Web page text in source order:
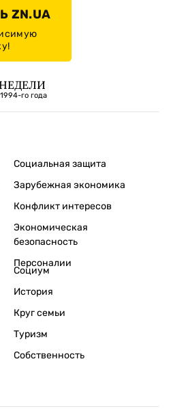
ZN.UA
го года
Социальная защита
Зарубежная экономика
Конфликт интересов
Экономическая
безопасность
Персоналии
Социум
История
Круг семьи
Туризм
Собственность